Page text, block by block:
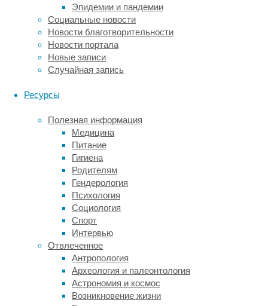
Эпидемии и пандемии
Социальные новости
Новости благотворительности
Новости портала
Новые записи
Случайная запись
Ресурсы
Полезная информация
Медицина
Питание
Гигиена
Родителям
Гендерология
Психология
Социология
Спорт
Интервью
Отвлеченное
Антропология
Археология и палеонтология
Астрономия и космос
Возникновение жизни
через
ядро
клетки
попадать
в
хромосомы
Такие
накапливались
миллионы
лет,
каждый
человек
фактически
унаследовал
от
предков
сотни
рудиментарных,
основном
безвредных